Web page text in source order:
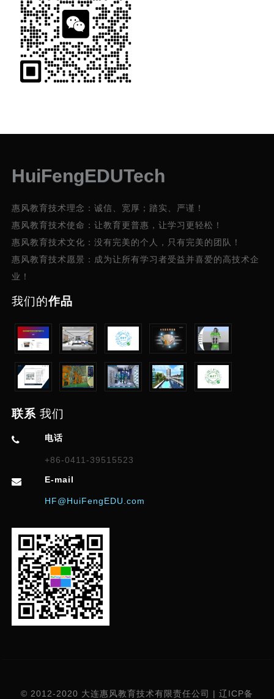
HuiFengEDUTech
惠风教育技术理念：诚信、宽厚；踏实、严谨！
惠风教育技术使命：让教育更普惠，让学习更轻松！
惠风教育技术文化：没有完美的个人，只有完美的团队！
惠风教育技术愿景：成为让所有学习者受益并喜爱的高技术企
业！
我们的作品
联系我们
电话
+86-0411-39515523
E-mail
HF@HuiFengEDU.com
© 2012-2020 大连惠风教育技术有限责任公司 | 辽ICP备